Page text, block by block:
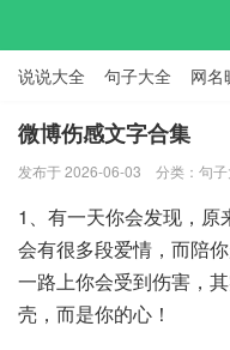
说说大全 句子大全 网名
标语口号 签名大全
微博伤感文字合集
发布于 2026-06-03 分类： 句
1、有一天你会发现，原
会有很多段爱情，而陪
一路上你会受到伤害，
壳，而是你的心！